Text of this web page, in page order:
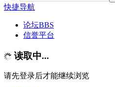
快捷导航
论坛BBS
信誉平台
读取中...
请先登录后才能继续浏览